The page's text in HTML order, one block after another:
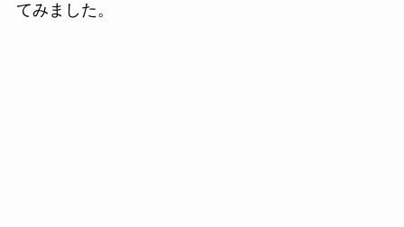
てみました。